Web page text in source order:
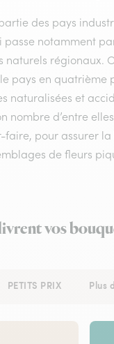
des pays
notamment
naturels régionaux.
pays en quatrième
naturalisées et
nombre d’entre
pour assurer
de fleurs
vos
PETITS PRIX Plus